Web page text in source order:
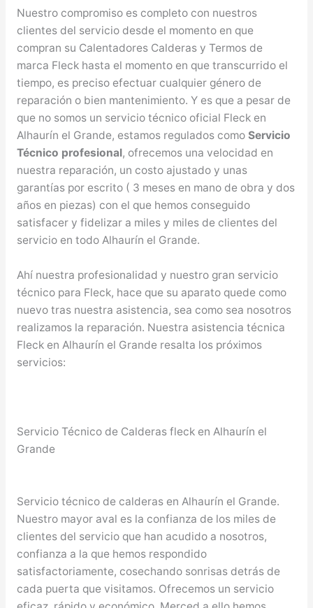
Nuestro compromiso es completo con nuestros
clientes del servicio desde el momento en que
compran su Calentadores Calderas y Termos de
marca Fleck hasta el momento en que transcurrido el
tiempo, es preciso efectuar cualquier género de
reparación o bien mantenimiento. Y es que a pesar de
que no somos un servicio técnico oficial Fleck en
Alhaurín el Grande, estamos regulados como Servicio
Técnico profesional, ofrecemos una velocidad en
nuestra reparación, un costo ajustado y unas
garantías por escrito ( 3 meses en mano de obra y dos
años en piezas) con el que hemos conseguido
satisfacer y fidelizar a miles y miles de clientes del
servicio en todo Alhaurín el Grande.
Ahí nuestra profesionalidad y nuestro gran servicio
técnico para Fleck, hace que su aparato quede como
nuevo tras nuestra asistencia, sea como sea nosotros
realizamos la reparación. Nuestra asistencia técnica
Fleck en Alhaurín el Grande resalta los próximos
servicios:
Servicio Técnico de Calderas fleck en Alhaurín el
Grande
Servicio técnico de calderas en Alhaurín el Grande.
Nuestro mayor aval es la confianza de los miles de
clientes del servicio que han acudido a nosotros,
confianza a la que hemos respondido
satisfactoriamente, cosechando sonrisas detrás de
cada puerta que visitamos. Ofrecemos un servicio